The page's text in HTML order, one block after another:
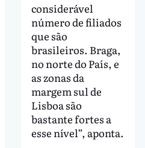
considerável
número de filiados
que são
brasileiros. Braga,
no norte do País, e
as zonas da
margem sul de
Lisboa são
bastante fortes a
esse nível”, aponta.